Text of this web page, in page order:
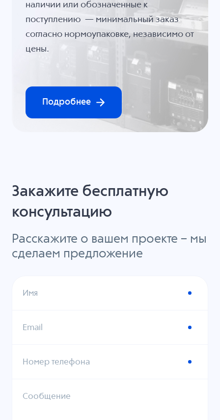
наличии или обозначенные к
поступлению — минимальный заказ
согласно нормоупаковке, независимо от
цены.
Подробнее
Закажите бесплатную
консультацию
Расскажите о вашем проекте – мы
сделаем предложение
Имя
Email
Номер телефона
Сообщение